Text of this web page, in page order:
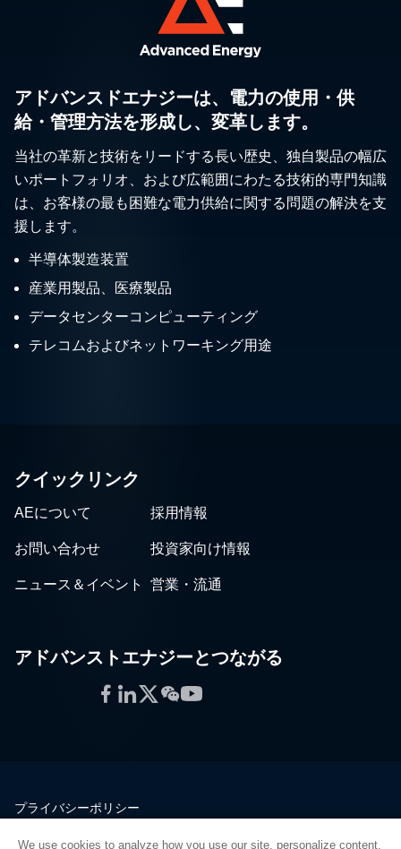
アドバンスドエナジーは、電力の使用・供
給・管理方法を形成し、変革します。
当社の革新と技術をリードする長い歴史、独自製品の幅広
いポートフォリオ、および広範囲にわたる技術的専門知識
は、お客様の最も困難な電力供給に関する問題の解決を支
援します。
半導体製造装置
産業用製品、医療製品
データセンターコンピューティング
テレコムおよびネットワーキング用途
クイックリンク
AEについて 採用情報
お問い合わせ 投資家向け情報
ニュース＆イベント 営業・流通
アドバンストエナジーとつながる
Facebook
LinkedIn
Twitter
WeChat
YouTube
プライバシーポリシー
We use cookies to analyze how you use our site, personalize content,